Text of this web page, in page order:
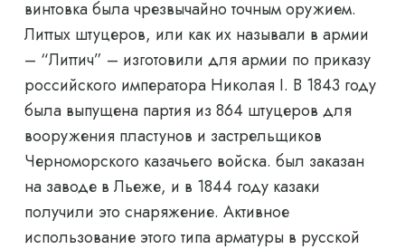
винтовка была чрезвычайно точным оружием.
Литтых штуцеров, или как их называли в армии
– “Литтич” – изготовили для армии по приказу
российского императора Николая I. В 1843 году
была выпущена партия из 864 штуцеров для
вооружения пластунов и застрельщиков
Черноморского казачьего войска. был заказан
на заводе в Льеже, и в 1844 году казаки
получили это снаряжение. Активное
использование этого типа арматуры в русской